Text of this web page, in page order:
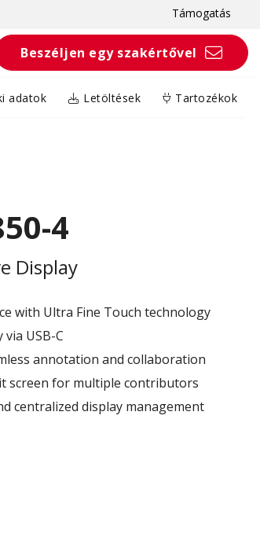
Támogatás
Beszéljen egy szakértővel
adatok Letöltések Tartozékok
4
Display
with Ultra Fine Touch technology​​
USB-C​​
annotation and collaboration​​
screen for multiple contributors
centralized display management